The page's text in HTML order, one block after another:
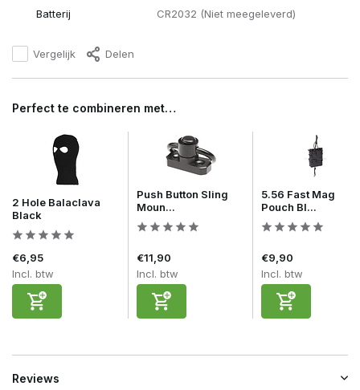
Batterij CR2032 (Niet meegeleverd)
Vergelijk Delen
Perfect te combineren met…
2 Hole Balaclava
Black
€6,95
Incl. btw
Push Button Sling
Moun...
€11,90
Incl. btw
5.56 Fast Mag
Pouch Bl...
€9,90
Incl. btw
Reviews